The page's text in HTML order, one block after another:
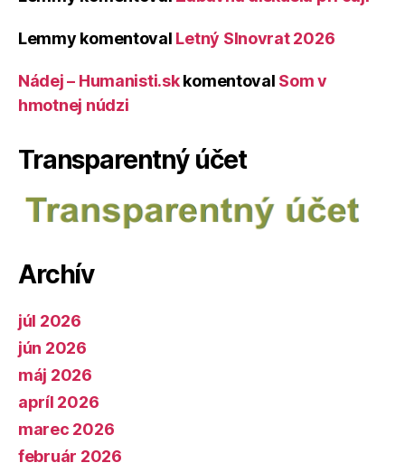
Lemmy komentoval Letný Slnovrat 2026
Nádej – Humanisti.skkomentoval Som v
hmotnej núdzi
Transparentný účet
Archív
júl 2026
jún 2026
máj 2026
apríl 2026
marec 2026
február 2026